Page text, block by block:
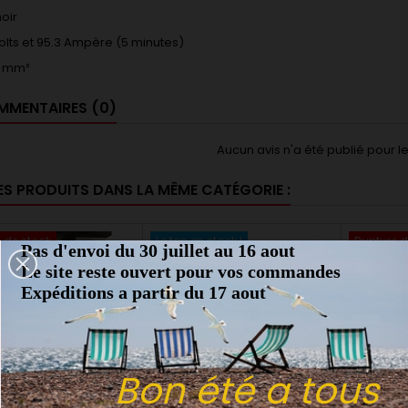
et 95.3 Ampère (5 minutes)
(0)
Aucun avis n'a été publié pour
PRODUITS DANS LA MÊME CATÉGORIE :
de stock
favorite_border
Le top en stock ! Rupture
Bon été a tous
Pas d'envoi du 30 juillet au 16 aout
Le site reste ouvert pour vos commandes
Expéditions a partir du 17 aout